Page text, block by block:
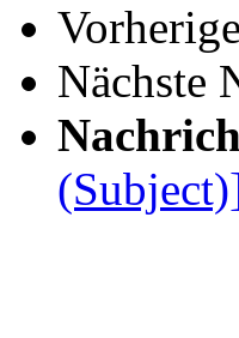
Nächste